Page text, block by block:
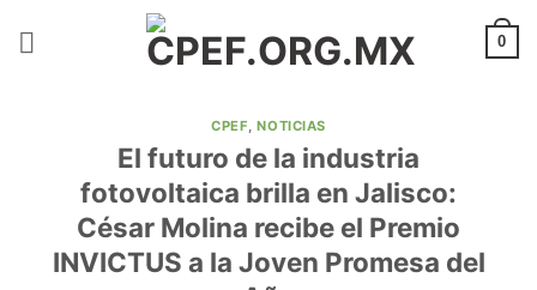
0
CPEF,NOTICIAS
El futuro de la industria
fotovoltaica brilla en Jalisco:
César Molina recibe el Premio
INVICTUS a la Joven Promesa del